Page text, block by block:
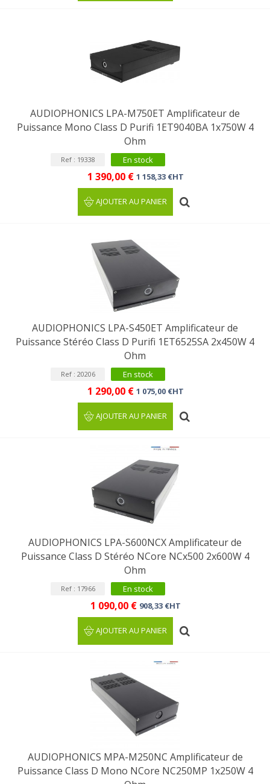
AUDIOPHONICS LPA-M750ET Amplificateur de
Puissance Mono Class D Purifi 1ET9040BA 1x750W 4
Ohm
Ref : 19338 En stock
1 390,00 € 1 158,33 €HT
AJOUTER AU PANIER
AUDIOPHONICS LPA-S450ET Amplificateur de
Puissance Stéréo Class D Purifi 1ET6525SA 2x450W 4
Ohm
Ref : 20206 En stock
1 290,00 € 1 075,00 €HT
AJOUTER AU PANIER
AUDIOPHONICS LPA-S600NCX Amplificateur de
Puissance Class D Stéréo NCore NCx500 2x600W 4
Ohm
Ref : 17966 En stock
1 090,00 € 908,33 €HT
AJOUTER AU PANIER
AUDIOPHONICS MPA-M250NC Amplificateur de
Puissance Class D Mono NCore NC250MP 1x250W 4